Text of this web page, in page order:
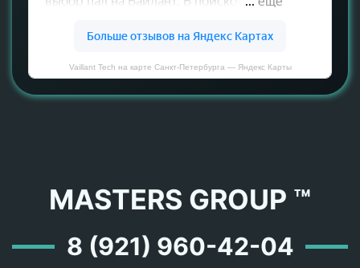
Vaillant Tech на карте Санкт‑Петербурга — Яндекс Карты
MASTERS GROUP ™
8 (921) 960-42-04